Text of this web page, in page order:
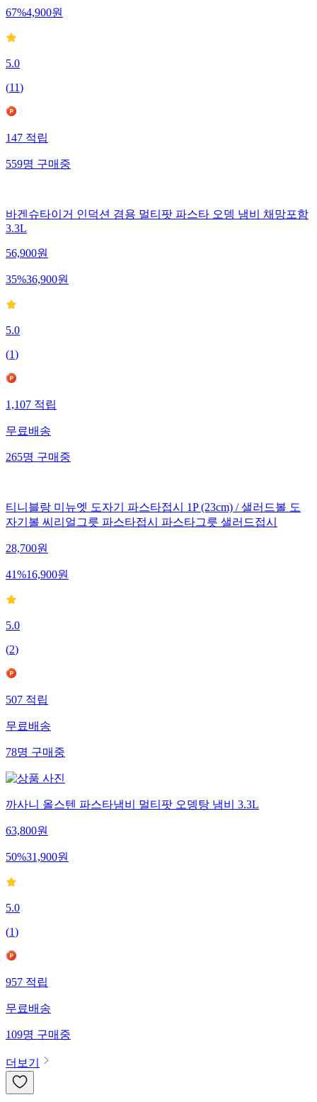
67%4,900원
5.0
(11)
147적립
559명구매중
바겐슈타이거 인덕션 겸용 멀티팟 파스타 오뎅 냄비 채망포함
3.3L
56,900원
35%36,900원
5.0
(1)
1,107적립
무료배송
265명구매중
티니블랑 미뉴엣 도자기 파스타접시 1P (23cm) / 샐러드볼 도
자기볼 씨리얼그릇 파스타접시 파스타그릇 샐러드접시
28,700원
41%16,900원
5.0
(2)
507적립
무료배송
78명구매중
까사니 올스텐 파스타냄비 멀티팟 오뎅탕 냄비 3.3L
63,800원
50%31,900원
5.0
(1)
957적립
무료배송
109명구매중
더보기